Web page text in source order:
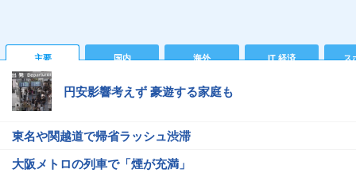
主要 国内 海外 IT 経済 ス
円安影響考えず 豪遊する家庭も
東名や関越道で帰省ラッシュ渋滞
大阪メトロの列車で「煙が充満」